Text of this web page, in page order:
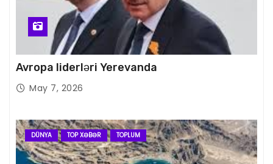
Avropa liderləri Yerevanda
May 7, 2026
DÜNYA TOP XƏBƏR TOPLUM